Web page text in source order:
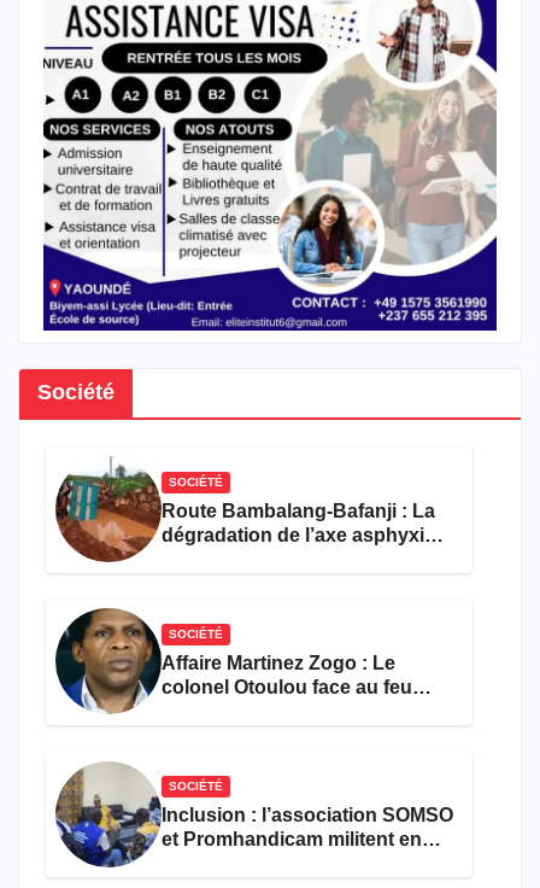
Société
SOCIÉTÉ
Route Bambalang-Bafanji : La
dégradation de l’axe asphyxie
SOCIÉTÉ
Affaire Martinez Zogo : Le
colonel Otoulou face au feu
SOCIÉTÉ
Inclusion : l’association SOMSO
et Promhandicam militent en